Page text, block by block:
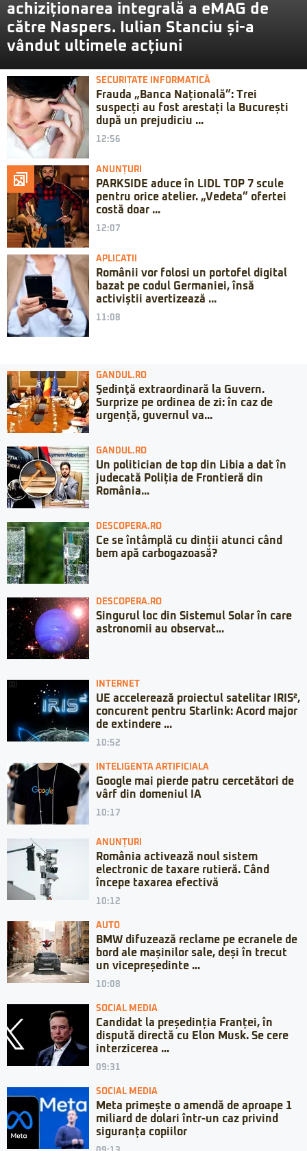
achiziționarea integrală a eMAG de
către Naspers. Iulian Stanciu și-a
vândut ultimele acțiuni
SECURITATE INFORMATICĂ
Frauda „Banca Națională”: Trei
suspecți au fost arestați la București
după un prejudiciu ...
12:56
ANUNȚURI
PARKSIDE aduce în LIDL TOP 7 scule
pentru orice atelier. „Vedeta” ofertei
costă doar ...
12:07
APLICATII
Românii vor folosi un portofel digital
bazat pe codul Germaniei, însă
activiștii avertizează ...
11:08
GANDUL.RO
Şedinţă extraordinară la Guvern.
Surprize pe ordinea de zi: în caz de
urgență, guvernul va...
GANDUL.RO
Un politician de top din Libia a dat în
judecată Poliția de Frontieră din
România...
DESCOPERA.RO
Ce se întâmplă cu dinții atunci când
bem apă carbogazoasă?
DESCOPERA.RO
Singurul loc din Sistemul Solar în care
astronomii au observat...
INTERNET
UE accelerează proiectul satelitar IRIS²,
concurent pentru Starlink: Acord major
de extindere ...
10:52
INTELIGENTA ARTIFICIALA
Google mai pierde patru cercetători de
vârf din domeniul IA
10:17
ANUNȚURI
România activează noul sistem
electronic de taxare rutieră. Când
începe taxarea efectivă
10:12
AUTO
BMW difuzează reclame pe ecranele de
bord ale mașinilor sale, deși în trecut
un vicepreședinte ...
10:08
SOCIAL MEDIA
Candidat la președinția Franței, în
dispută directă cu Elon Musk. Se cere
interzicerea ...
09:31
SOCIAL MEDIA
Meta primește o amendă de aproape 1
miliard de dolari într-un caz privind
siguranța copiilor